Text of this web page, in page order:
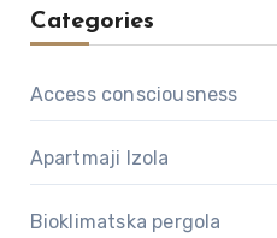
Categories
Access consciousness
Apartmaji Izola
Bioklimatska pergola